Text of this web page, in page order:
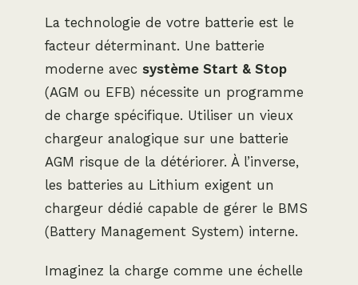
La technologie de votre batterie est le
facteur déterminant. Une batterie
moderne avec système Start & Stop
(AGM ou EFB) nécessite un programme
de charge spécifique. Utiliser un vieux
chargeur analogique sur une batterie
AGM risque de la détériorer. À l’inverse,
les batteries au Lithium exigent un
chargeur dédié capable de gérer le BMS
(Battery Management System) interne.
Imaginez la charge comme une échelle